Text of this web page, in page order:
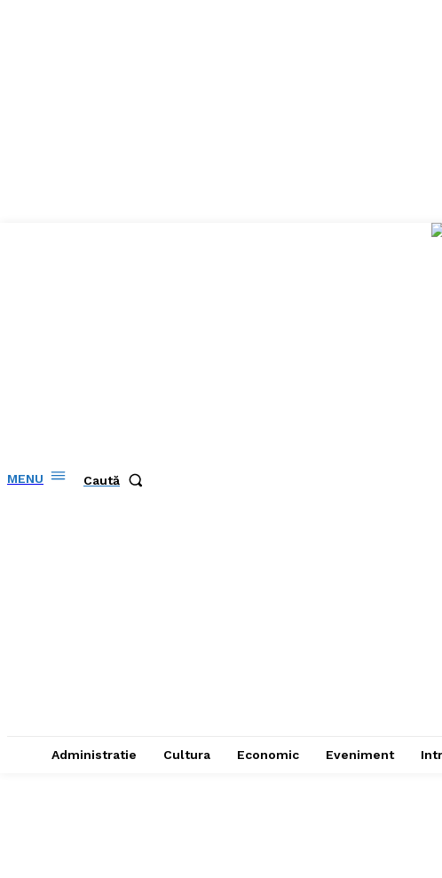
MENU Caută
Administratie Cultura Economic Eveniment